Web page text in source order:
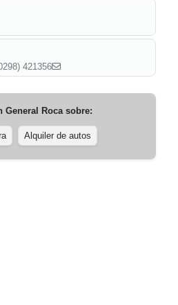
421356
General Rocasobre:
Alquiler de autos